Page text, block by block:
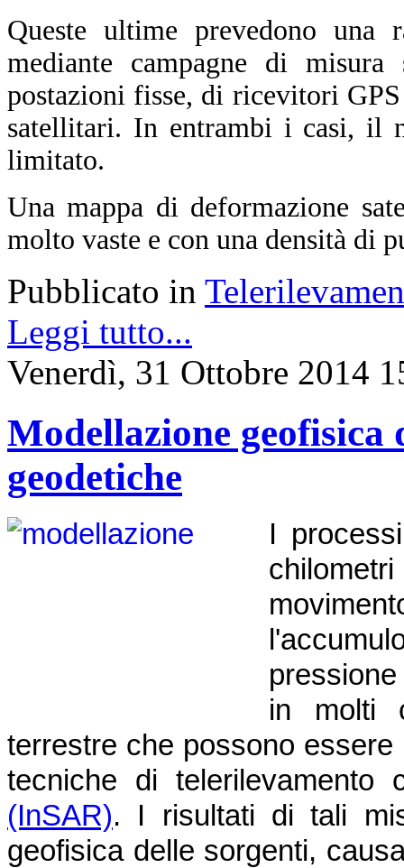
Queste ultime prevedono una
mediante campagne di
postazioni fisse, di ricevitori
satellitari. In entrambi i casi, il
limitato.
Una mappa di deformazione
molto vaste e con una densità di
Pubblicato in
Leggi tutto...
Venerdì, 31 Ottobre 2014
Modellazione
geodetiche
I
in molti
terrestre che possono
tecniche di telerilevamento
(InSAR). I risultati di tali
geofisica delle sorgenti,